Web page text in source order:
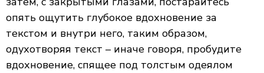
опять ощутить глубокое вдохновение за
текстом и внутри него, таким образом,
одухотворяя текст – иначе говоря, пробудите
вдохновение, спящее под толстым одеялом